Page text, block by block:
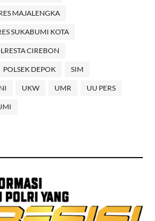
MAJALENGKA
SUKABUMI KOTA
CIREBON
POLSEK DEPOK SIM
UKW UMR UU PERS